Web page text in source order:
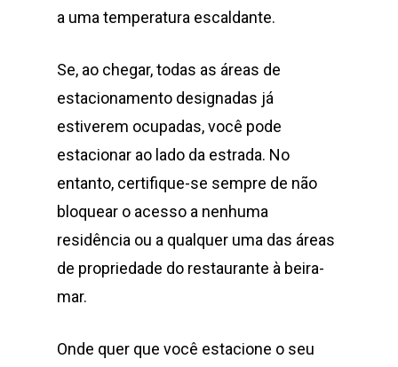
a uma temperatura escaldante.
Se, ao chegar, todas as áreas de
estacionamento designadas já
estiverem ocupadas, você pode
estacionar ao lado da estrada. No
entanto, certifique-se sempre de não
bloquear o acesso a nenhuma
residência ou a qualquer uma das áreas
de propriedade do restaurante à beira-
mar.
Onde quer que você estacione o seu